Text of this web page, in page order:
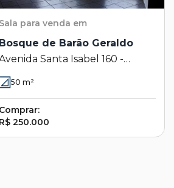
Sala para venda em
Bosque de Barão Geraldo
Santa Isabel 160 -
de Barão Geraldo -
- SP
50 m²
Comprar:
R$ 250.000